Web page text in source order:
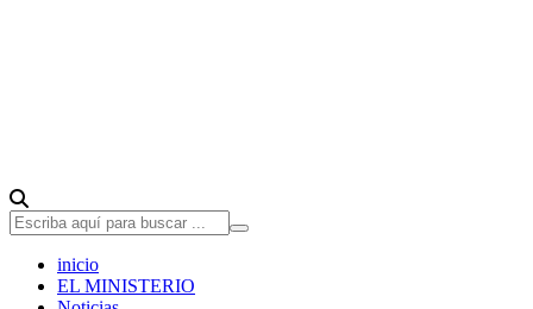
inicio
EL MINISTERIO